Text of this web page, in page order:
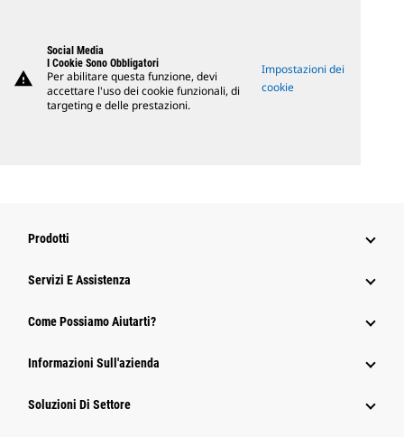
warning
Social Media
I Cookie Sono Obbligatori
Per abilitare questa funzione, devi
accettare l'uso dei cookie funzionali, di
targeting e delle prestazioni.
Impostazioni dei
cookie
Prodotti
Servizi E Assistenza
Come Possiamo Aiutarti?
Informazioni Sull'azienda
Soluzioni Di Settore